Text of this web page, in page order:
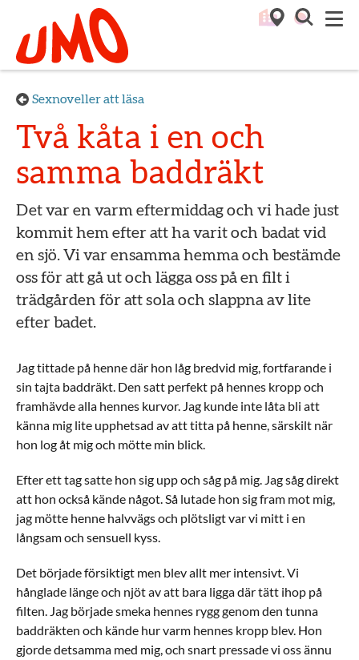
Till startsidan för Umo
Sexnoveller att läsa
Två kåta i en och
samma baddräkt
Det var en varm eftermiddag och vi hade just
kommit hem efter att ha varit och badat vid
en sjö. Vi var ensamma hemma och bestämde
oss för att gå ut och lägga oss på en filt i
trädgården för att sola och slappna av lite
efter badet.
Jag tittade på henne där hon låg bredvid mig, fortfarande i
sin tajta baddräkt. Den satt perfekt på hennes kropp och
framhävde alla hennes kurvor. Jag kunde inte låta bli att
känna mig lite upphetsad av att titta på henne, särskilt när
hon log åt mig och mötte min blick.
Efter ett tag satte hon sig upp och såg på mig. Jag såg direkt
att hon också kände något. Så lutade hon sig fram mot mig,
jag mötte henne halvvägs och plötsligt var vi mitt i en
långsam och sensuell kyss.
Det började försiktigt men blev allt mer intensivt. Vi
hånglade länge och njöt av att bara ligga där tätt ihop på
filten. Jag började smeka hennes rygg genom den tunna
baddräkten och kände hur varm hennes kropp blev. Hon
gjorde detsamma med mig, och snart pressade vi oss ännu